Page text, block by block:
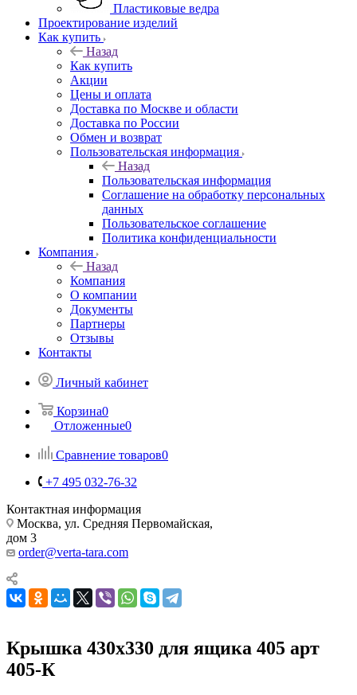
Пластиковые ведра
Проектирование изделий
Как купить
Назад
Как купить
Акции
Цены и оплата
Доставка по Москве и области
Доставка по России
Обмен и возврат
Пользовательская информация
Назад
Пользовательская информация
Соглашение на обработку персональных
данных
Пользовательское соглашение
Политика конфиденциальности
Компания
Назад
Компания
О компании
Документы
Партнеры
Отзывы
Контакты
Личный кабинет
Корзина0
Отложенные0
Сравнение товаров0
+7 495 032-76-32
Контактная информация
Москва, ул. Средняя Первомайская,
дом 3
order@verta-tara.com
Крышка 430х330 для ящика 405 арт
405-К